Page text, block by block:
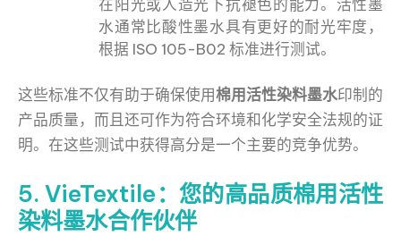
在阳光或人造光下抗褪色的能力。活性墨
水通常比酸性墨水具有更好的耐光牢度，
根据 ISO 105-B02 标准进行测试。
这些标准不仅有助于确保使用棉用活性染料墨水印制的
产品质量，而且还可作为符合环境和化学安全法规的证
明。在这些测试中获得高分是一个主要的竞争优势。
5. VieTextile：您的高品质棉用活性
染料墨水合作伙伴